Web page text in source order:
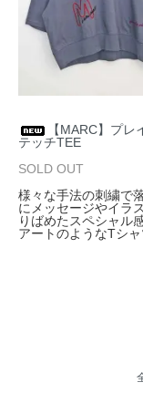
【MARC】プレ
テッチTEE
SOLD OUT
様々な手法の刺繍で
にメッセージやイラ
りばめたスペシャル
アートのようなTシャ